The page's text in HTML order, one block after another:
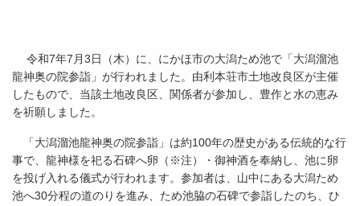
令和7年7月3日（木）に、にかほ市の大潟ため池で「大潟溜池
龍神奥の院参詣」が行われました。由利本荘市土地改良区が主催
したもので、当該土地改良区、関係者が参加し、豊作と水の恵み
を祈願しました。
「大潟溜池龍神奥の院参詣」は約100年の歴史がある伝統的な行
事で、龍神様を祀る石碑へ卵（※注）・御神酒を奉納し、池に卵
を投げ入れる儀式が行われます。参加者は、山中にある大潟ため
池へ30分程の道のりを進み、ため池脇の石碑で参詣したのち、ひ